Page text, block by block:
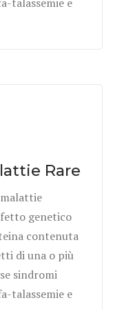
Rare
genetico
contenuta
di una o più
sindromi
talassemie e